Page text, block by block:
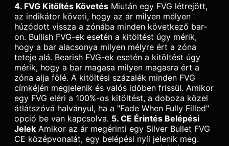
4. FVG Kitöltés Követés Miután egy FVG létrejött,
az indikátor követi, hogy az ár milyen mélyen
húzódott vissza a zónába minden következő bar-
on. Bullish FVG-ek esetén a kitöltést úgy mérik,
hogy a bar alacsonya milyen mélyre ért a zóna
teteje alá. Bearish FVG-ek esetén a kitöltést úgy
mérik, hogy a bar magasa milyen magasra ért a
zóna alja fölé. A kitöltési százalék minden FVG
címkéjén megjelenik és valós időben frissül. Amikor
egy FVG eléri a 100%-os kitöltést, a doboza közel
átlátszóvá halványul, ha a "Fade When Fully Filled"
opció be van kapcsolva. 5. CE Érintés Belépési
Jelek Amikor az ár megérinti egy Silver Bullet FVG
CE középvonalát, egy belépési nyíl jelenik meg.